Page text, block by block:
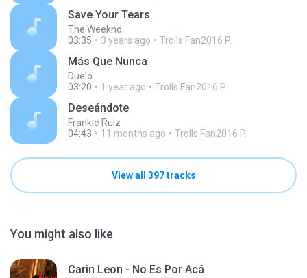
Save Your Tears
The Weeknd
03:35
3 years ago Trolls Fan2016 P.
Más Que Nunca
Duelo
03:20
1 year ago Trolls Fan2016 P.
Deseándote
Frankie Ruiz
04:43
11 months ago Trolls Fan2016 P.
View all 397 tracks
You might also like
Carin Leon - No Es Por Acá